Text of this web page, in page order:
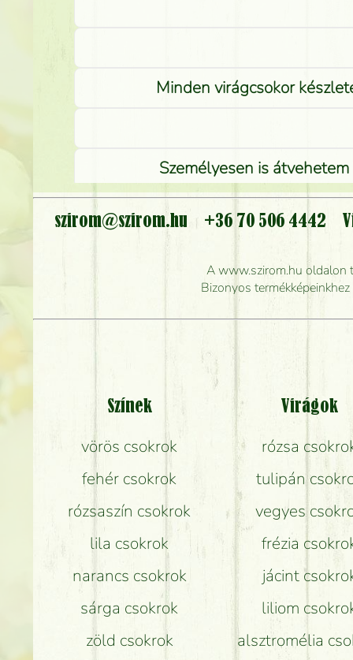
Minden virágcsokor
Személyesen is
Mennyire gyorsan
szirom@szirom.hu +36 70 506 4442
A www.szirom.hu oldalon
Bizonyos
Színek
vörös csokrok
fehér csokrok
rózsaszín csokrok
lila csokrok
narancs csokrok
sárga csokrok
zöld csokrok
Virágok
rózsa
tulipán
vegyes
frézia
jácint
liliom
alsztromélia